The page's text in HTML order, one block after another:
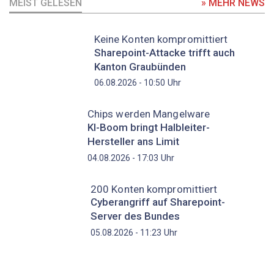
MEIST GELESEN » MEHR NEWS
Keine Konten kompromittiert
Sharepoint-Attacke trifft auch
Kanton Graubünden
06.08.2026 - 10:50 Uhr
Chips werden Mangelware
KI-Boom bringt Halbleiter-
Hersteller ans Limit
04.08.2026 - 17:03 Uhr
200 Konten kompromittiert
Cyberangriff auf Sharepoint-
Server des Bundes
05.08.2026 - 11:23 Uhr